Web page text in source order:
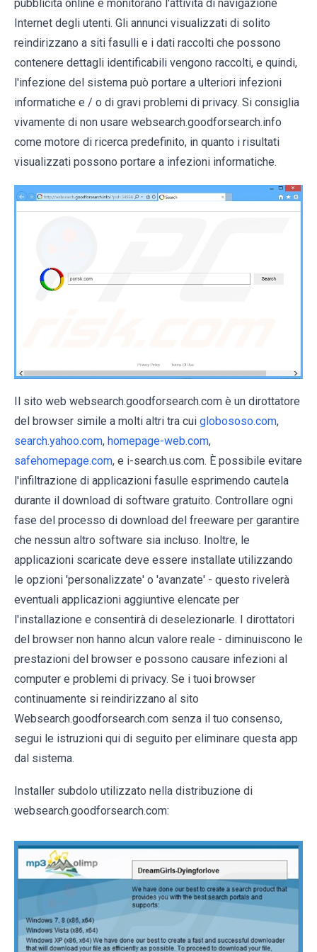
pubblicità online e monitorano l'attività di navigazione
Internet degli utenti. Gli annunci visualizzati di solito
reindirizzano a siti fasulli e i dati raccolti che possono
contenere dettagli identificabili vengono raccolti, e quindi,
l'infezione del sistema può portare a ulteriori infezioni
informatiche e / o di gravi problemi di privacy. Si consiglia
vivamente di non usare websearch.goodforsearch.info
come motore di ricerca predefinito, in quanto i risultati
visualizzati possono portare a infezioni informatiche.
Il sito web websearch.goodforsearch.com è un dirottatore
del browser simile a molti altri tra cui globososo.com,
search.yahoo.com, homepage-web.com,
safehomepage.com, e i-search.us.com. È possibile evitare
l'infiltrazione di applicazioni fasulle esprimendo cautela
durante il download di software gratuito. Controllare ogni
fase del processo di download del freeware per garantire
che nessun altro software sia incluso. Inoltre, le
applicazioni scaricate deve essere installate utilizzando
le opzioni 'personalizzate' o 'avanzate' - questo rivelerà
eventuali applicazioni aggiuntive elencate per
l'installazione e consentirà di deselezionarle. I dirottatori
del browser non hanno alcun valore reale - diminuiscono le
prestazioni del browser e possono causare infezioni al
computer e problemi di privacy. Se i tuoi browser
continuamente si reindirizzano al sito
Websearch.goodforsearch.com senza il tuo consenso,
segui le istruzioni qui di seguito per eliminare questa app
dal sistema.
Installer subdolo utilizzato nella distribuzione di
websearch.goodforsearch.com: